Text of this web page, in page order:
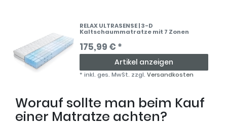
RELAX ULTRASENSE | 3-D
Kaltschaummatratze mit 7 Zonen
175,99 € *
Artikel anzeigen
*inkl. ges. MwSt. zzgl.Versandkosten
Worauf sollte man beim Kauf
einer Matratze achten?